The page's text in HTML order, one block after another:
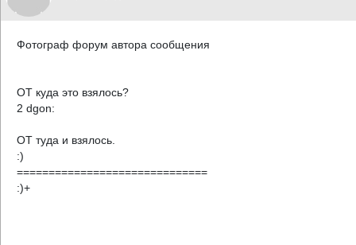
Фотограф форум автора сообщения
ОТ куда это взялось?
2 dgon:
ОТ туда и взялось.
:)
==============================
:)+